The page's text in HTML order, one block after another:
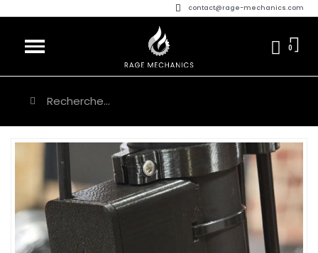
contact@rage-mechanics.com